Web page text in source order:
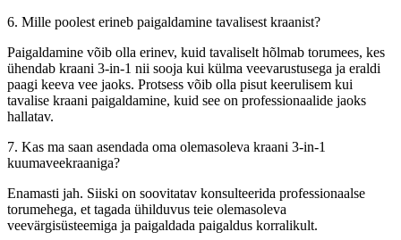
6. Mille poolest erineb paigaldamine tavalisest kraanist?
Paigaldamine võib olla erinev, kuid tavaliselt hõlmab torumees, kes
ühendab kraani 3-in-1 nii sooja kui külma veevarustusega ja eraldi
paagi keeva vee jaoks. Protsess võib olla pisut keerulisem kui
tavalise kraani paigaldamine, kuid see on professionaalide jaoks
hallatav.
7. Kas ma saan asendada oma olemasoleva kraani 3-in-1
kuumaveekraaniga?
Enamasti jah. Siiski on soovitatav konsulteerida professionaalse
torumehega, et tagada ühilduvus teie olemasoleva
veevärgisüsteemiga ja paigaldada paigaldus korralikult.